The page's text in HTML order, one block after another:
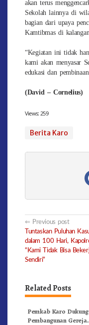
akan terus
Sekolah lainnya di
bagian dari upaya
Kamtibmas di
“Kegiatan ini tidak
kami akan menyasar
edukasi dan
(David – Cornelius)
Views: 259
Berita Karo
Post
navigation
Previous post
Tuntaskan Puluhan
dalam 100 Hari,
“Kami Tidak Bisa
Sendiri”
Related Posts
Pemkab Karo Dukung
Pembangunan Gereja